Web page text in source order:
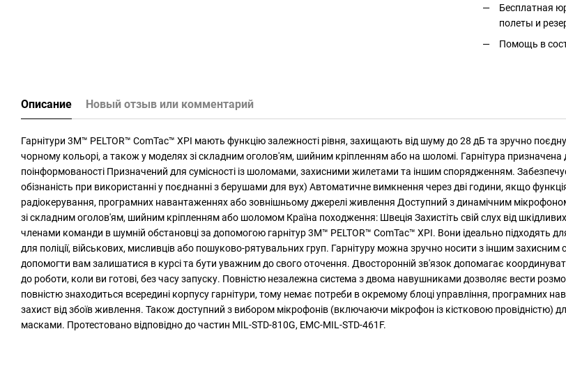
Бесплатная
полеты и
Помощь в
Описание Новый отзыв или комментарий
Гарнітури 3M™ PELTOR™ ComTac™ XPI мають функцію залежності рівня, захищають від шуму до 28 дБ та зручно
чорному кольорі, а також у моделях зі складним оголов'ям, шийним кріпленням або на шоломі. Гарнітура призначена
поінформованості Призначений для сумісності із шоломами, захисними жилетами та іншим спорядженням.
обізнаність при використанні у поєднанні з берушами для вух) Автоматичне вимкнення через дві години, якщо
радіокерування, програмних навантаженнях або зовнішньому джерелі живлення Доступний з динамічним
зі складним оголов'ям, шийним кріпленням або шоломом Країна походження: Швеція Захистіть свій слух від шкідливих
членами команди в шумній обстановці за допомогою гарнітур 3M™ PELTOR™ ComTac™ XPI. Вони ідеально підходять
для поліції, військових, мисливців або пошуково-рятувальних груп. Гарнітуру можна зручно носити з іншим
допомогти вам залишатися в курсі та бути уважним до свого оточення. Двосторонній зв'язок допомагає
до роботи, коли ви готові, без часу запуску. Повністю незалежна система з двома навушниками дозволяє вести
повністю знаходиться всередині корпусу гарнітури, тому немає потреби в окремому блоці управління, програмних
захист від збоїв живлення. Також доступний з вибором мікрофонів (включаючи мікрофон із кістковою провідністю)
масками. Протестовано відповідно до частин MIL-STD-810G, EMC-MIL-STD-461F.